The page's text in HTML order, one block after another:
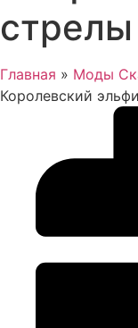
стрелы
Главная » Моды
Королевский